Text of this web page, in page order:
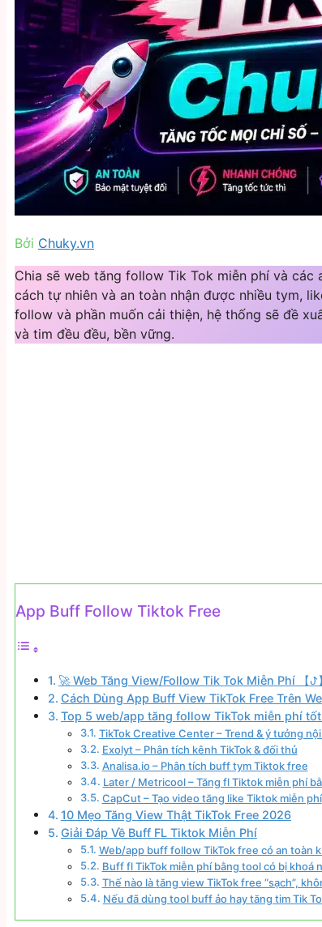
Bởi Chuky.vn
Chia sẽ web tăng follow Tik Tok miễn phí và
cách tự nhiên và an toàn nhận được nhiều tym,
follow và phần muốn cải thiện, hệ thống sẽ đề
và tim đều đều, bền vững.
App Buff Follow Tiktok Free
🚀 Web Tăng View/Follow Tik Tok Miễn Phí 【ꚠ】
Cách Dùng App Buff View TikTok Free Trên
Top 5 web/app tăng follow TikTok miễn phí
TikTok Creative Center – Trend & ý tưởng
Exolyt – Phân tích kênh TikTok & đối thủ
Analisa.io – Phân tích buff tym Tiktok free
Later / Metricool – Tăng fl Tiktok miễn phí
CapCut – Tạo video tăng like Tiktok miễn phí
10 Mẹo Tăng View Thật TikTok Free 2026
Giải Đáp Về Buff FL Tiktok Miễn Phí
Web/app buff follow TikTok free có an toàn
Buff fl TikTok miễn phí bằng tool có bị khoá
Thế nào là tăng view TikTok free “sạch”,
Nếu đã dùng tool buff ảo hay tăng tim Tik